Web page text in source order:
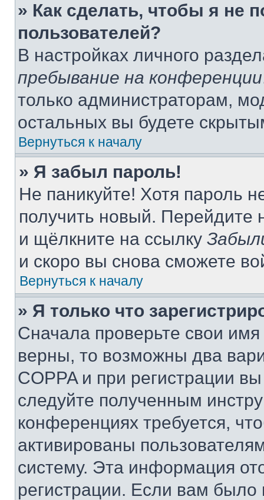
» Как сделать, чтобы я не
пользователей?
В настройках личного
пребывание на конференции
только администраторам,
остальных вы будете
Вернуться к началу
» Я забыл пароль!
Не паникуйте! Хотя пароль
получить новый. Перейдите
и щёлкните на ссылку
и скоро вы снова сможете
Вернуться к началу
» Я только что
Сначала проверьте свои
верны, то возможны два
COPPA и при регистрации
следуйте полученным
конференциях требуется,
активированы
систему. Эта информация
регистрации. Если вам